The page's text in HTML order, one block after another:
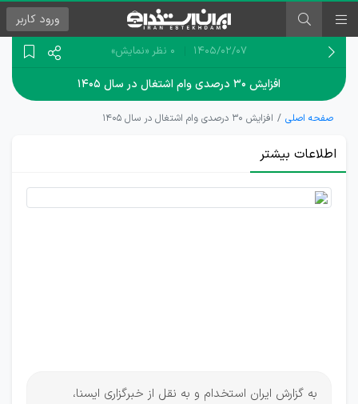
ورود کاربر
۱۴۰۵/۰۲/۰۷ 0 نظر «نمایش»
افزایش ۳۰ درصدی وام اشتغال در سال ۱۴۰۵
صفحه اصلی افزایش ۳۰ درصدی وام اشتغال در سال ۱۴۰۵
اطلاعات بیشتر
وام
به گزارش ایران استخدام و به نقل از خبرگزاری ایسنا،